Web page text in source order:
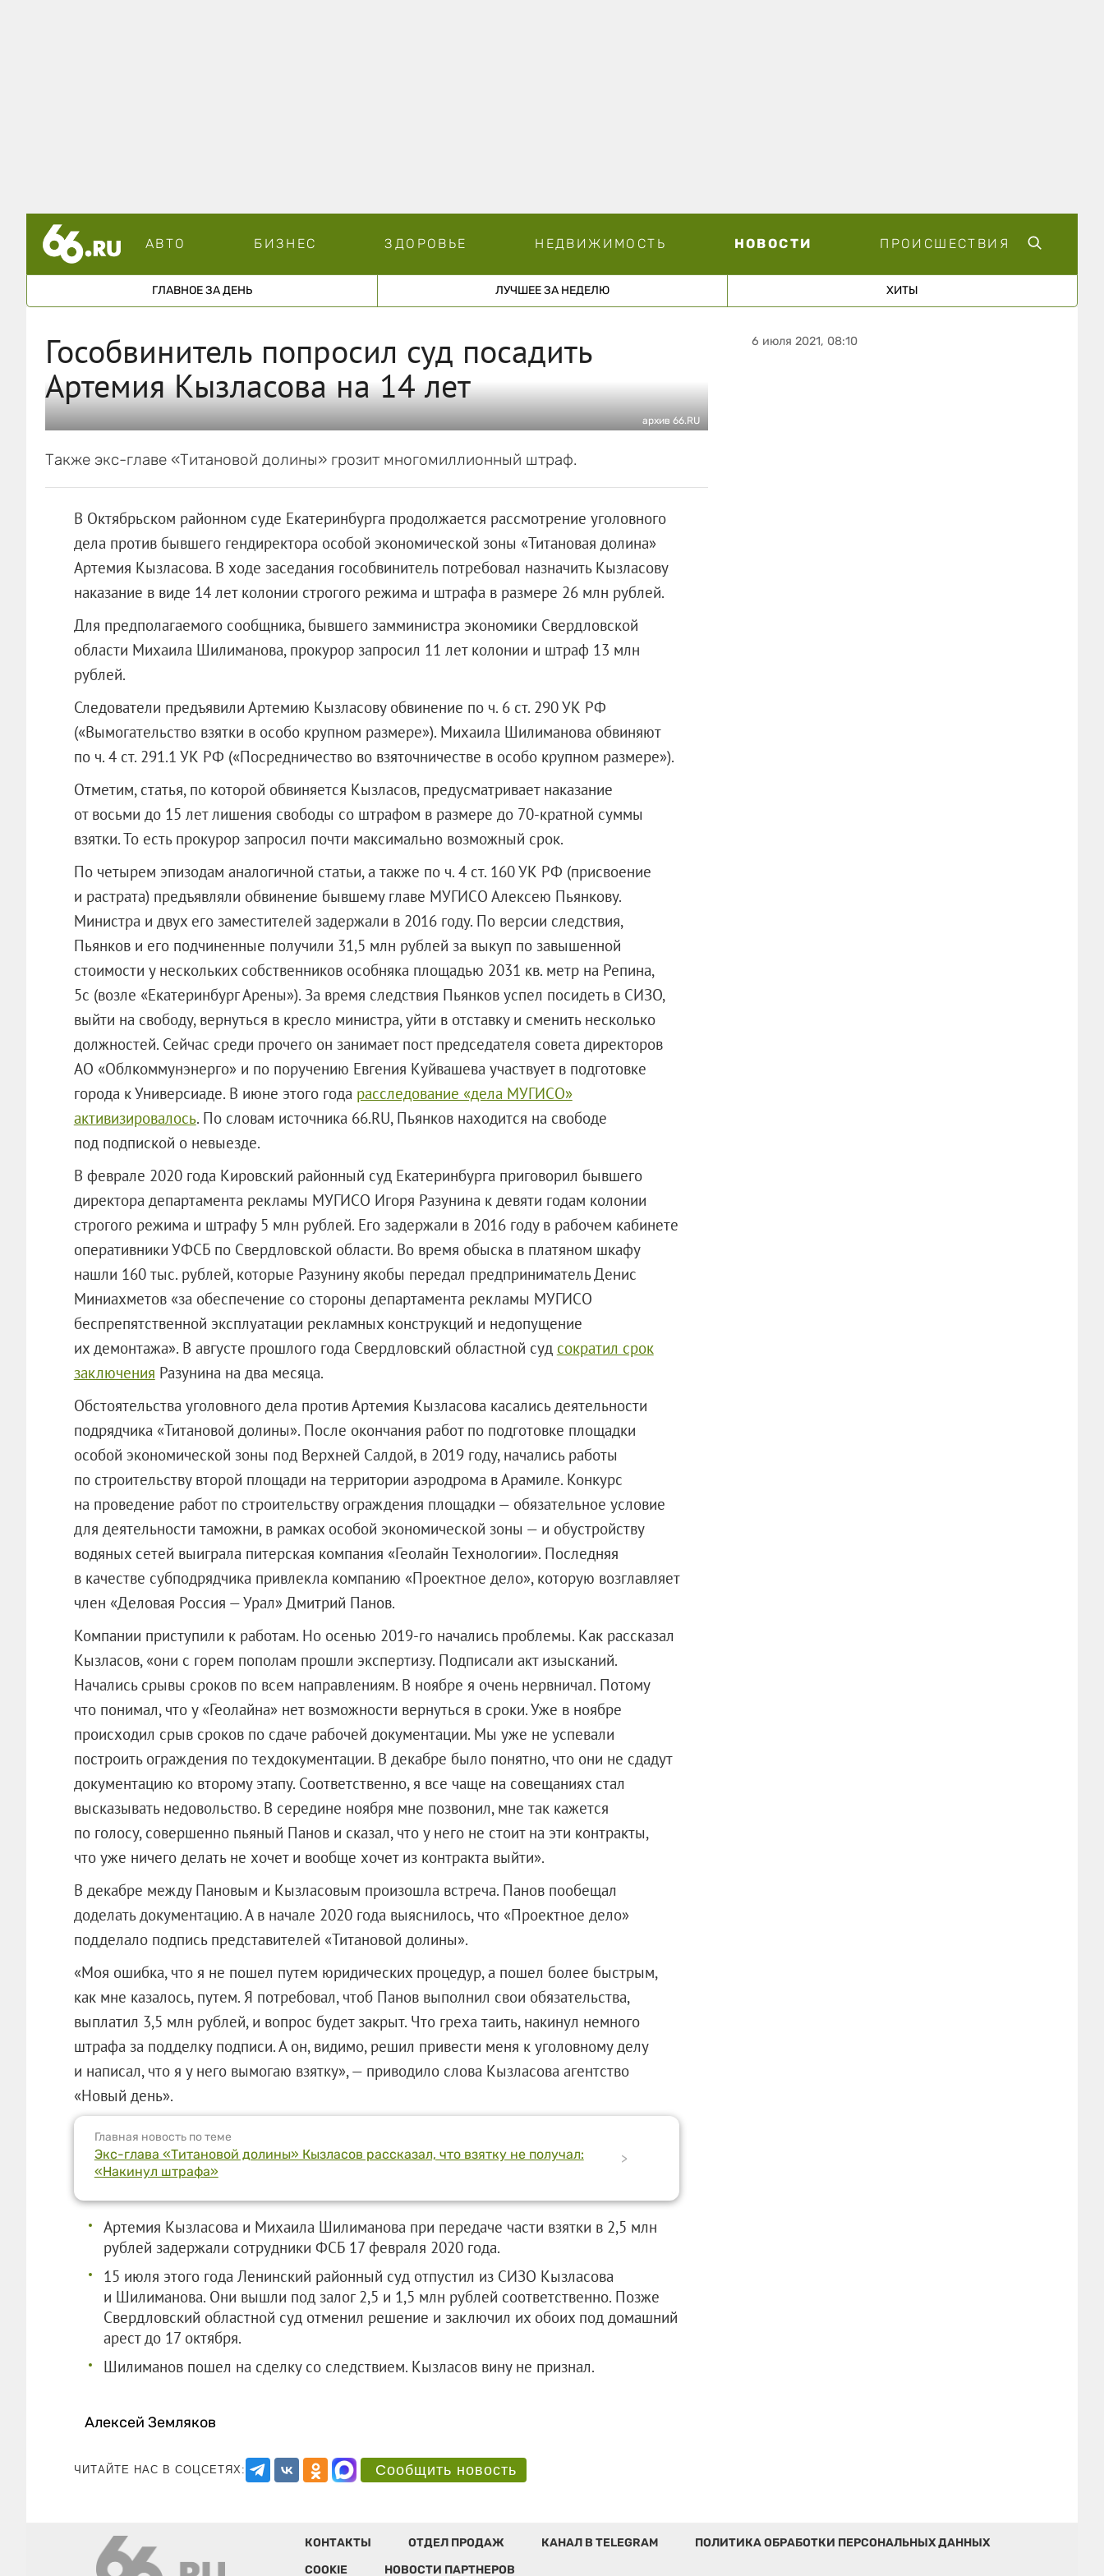
АВТО БИЗНЕС ЗДОРОВЬЕ НЕДВИЖИМОСТЬ НОВОСТИ ПРОИСШЕСТВИЯ
ГЛАВНОЕ ЗА ДЕНЬ ЛУЧШЕЕ ЗА НЕДЕЛЮ ХИТЫ
Гособвинитель попросил суд посадить
Артемия Кызласова на 14 лет
архив 66.RU
Также экс-главе «Титановой долины» грозит многомиллионный штраф.
В Октябрьском районном суде Екатеринбурга продолжается рассмотрение уголовного
дела против бывшего гендиректора особой экономической зоны «Титановая долина»
Артемия Кызласова. В ходе заседания гособвинитель потребовал назначить Кызласову
наказание в виде 14 лет колонии строгого режима и штрафа в размере 26 млн рублей.
Для предполагаемого сообщника, бывшего замминистра экономики Свердловской
области Михаила Шилиманова, прокурор запросил 11 лет колонии и штраф 13 млн
рублей.
Следователи предъявили Артемию Кызласову обвинение по ч. 6 ст. 290 УК РФ
(«Вымогательство взятки в особо крупном размере»). Михаила Шилиманова обвиняют
по ч. 4 ст. 291.1 УК РФ («Посредничество во взяточничестве в особо крупном размере»).
Отметим, статья, по которой обвиняется Кызласов, предусматривает наказание
от восьми до 15 лет лишения свободы со штрафом в размере до 70-кратной суммы
взятки. То есть прокурор запросил почти максимально возможный срок.
По четырем эпизодам аналогичной статьи, а также по ч. 4 ст. 160 УК РФ (присвоение
и растрата) предъявляли обвинение бывшему главе МУГИСО Алексею Пьянкову.
Министра и двух его заместителей задержали в 2016 году. По версии следствия,
Пьянков и его подчиненные получили 31,5 млн рублей за выкуп по завышенной
стоимости у нескольких собственников особняка площадью 2031 кв. метр на Репина,
5с (возле «Екатеринбург Арены»). За время следствия Пьянков успел посидеть в СИЗО,
выйти на свободу, вернуться в кресло министра, уйти в отставку и сменить несколько
должностей. Сейчас среди прочего он занимает пост председателя совета директоров
АО «Облкоммунэнерго» и по поручению Евгения Куйвашева участвует в подготовке
города к Универсиаде. В июне этого года расследование «дела МУГИСО»
активизировалось. По словам источника 66.RU, Пьянков находится на свободе
под подпиской о невыезде.
В феврале 2020 года Кировский районный суд Екатеринбурга приговорил бывшего
директора департамента рекламы МУГИСО Игоря Разунина к девяти годам колонии
строгого режима и штрафу 5 млн рублей. Его задержали в 2016 году в рабочем кабинете
оперативники УФСБ по Свердловской области. Во время обыска в платяном шкафу
нашли 160 тыс. рублей, которые Разунину якобы передал предприниматель Денис
Миниахметов «за обеспечение со стороны департамента рекламы МУГИСО
беспрепятственной эксплуатации рекламных конструкций и недопущение
их демонтажа». В августе прошлого года Свердловский областной суд сократил срок
заключения Разунина на два месяца.
Обстоятельства уголовного дела против Артемия Кызласова касались деятельности
подрядчика «Титановой долины». После окончания работ по подготовке площадки
особой экономической зоны под Верхней Салдой, в 2019 году, начались работы
по строительству второй площади на территории аэродрома в Арамиле. Конкурс
на проведение работ по строительству ограждения площадки — обязательное условие
для деятельности таможни, в рамках особой экономической зоны — и обустройству
водяных сетей выиграла питерская компания «Геолайн Технологии». Последняя
в качестве субподрядчика привлекла компанию «Проектное дело», которую возглавляет
член «Деловая Россия — Урал» Дмитрий Панов.
Компании приступили к работам. Но осенью 2019-го начались проблемы. Как рассказал
Кызласов, «они с горем пополам прошли экспертизу. Подписали акт изысканий.
Начались срывы сроков по всем направлениям. В ноябре я очень нервничал. Потому
что понимал, что у «Геолайна» нет возможности вернуться в сроки. Уже в ноябре
происходил срыв сроков по сдаче рабочей документации. Мы уже не успевали
построить ограждения по техдокументации. В декабре было понятно, что они не сдадут
документацию ко второму этапу. Соответственно, я все чаще на совещаниях стал
высказывать недовольство. В середине ноября мне позвонил, мне так кажется
по голосу, совершенно пьяный Панов и сказал, что у него не стоит на эти контракты,
что уже ничего делать не хочет и вообще хочет из контракта выйти».
В декабре между Пановым и Кызласовым произошла встреча. Панов пообещал
доделать документацию. А в начале 2020 года выяснилось, что «Проектное дело»
подделало подпись представителей «Титановой долины».
«Моя ошибка, что я не пошел путем юридических процедур, а пошел более быстрым,
как мне казалось, путем. Я потребовал, чтоб Панов выполнил свои обязательства,
выплатил 3,5 млн рублей, и вопрос будет закрыт. Что греха таить, накинул немного
штрафа за подделку подписи. А он, видимо, решил привести меня к уголовному делу
и написал, что я у него вымогаю взятку», — приводило слова Кызласова агентство
«Новый день».
Главная новость по теме
Экс-глава «Титановой долины» Кызласов рассказал, что взятку не получал:
«Накинул штрафа»
>
Артемия Кызласова и Михаила Шилиманова при передаче части взятки в 2,5 млн
рублей задержали сотрудники ФСБ 17 февраля 2020 года.
15 июля этого года Ленинский районный суд отпустил из СИЗО Кызласова
и Шилиманова. Они вышли под залог 2,5 и 1,5 млн рублей соответственно. Позже
Свердловский областной суд отменил решение и заключил их обоих под домашний
арест до 17 октября.
Шилиманов пошел на сделку со следствием. Кызласов вину не признал.
Алексей Земляков
ЧИТАЙТЕ НАС В СОЦСЕТЯХ: Сообщить новость
6 июля 2021, 08:10
КОНТАКТЫ ОТДЕЛ ПРОДАЖ КАНАЛ В TELEGRAM
ПОЛИТИКА ОБРАБОТКИ ПЕРСОНАЛЬНЫХ ДАННЫХ
COOKIE
НОВОСТИ ПАРТНЕРОВ